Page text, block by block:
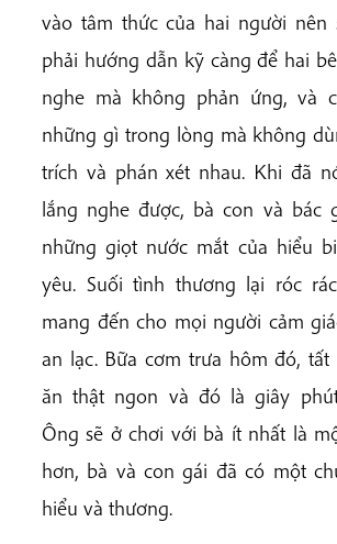
vào tâm thức của hai người nên
phải hướng dẫn kỹ càng để hai
nghe mà không phản ứng, và
những gì trong lòng mà không
trích và phán xét nhau. Khi đã
lắng nghe được, bà con và bác
những giọt nước mắt của hiểu
yêu. Suối tình thương lại róc
mang đến cho mọi người cảm
an lạc. Bữa cơm trưa hôm đó,
ăn thật ngon và đó là giây
Ông sẽ ở chơi với bà ít nhất là
hơn, bà và con gái đã có một
hiểu và thương.